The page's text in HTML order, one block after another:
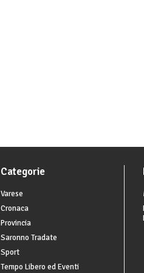
Categorie
Varese
Cronaca
Provincia
Saronno Tradate
Sport
Tempo Libero ed Eventi